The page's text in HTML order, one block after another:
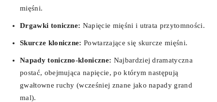
mięśni.
Drgawki toniczne: Napięcie mięśni i utrata przytomności.
Skurcze kloniczne: Powtarzające się skurcze mięśni.
Napady toniczno-kloniczne: Najbardziej dramatyczna
postać, obejmująca napięcie, po którym następują
gwałtowne ruchy (wcześniej znane jako napady grand
mal).